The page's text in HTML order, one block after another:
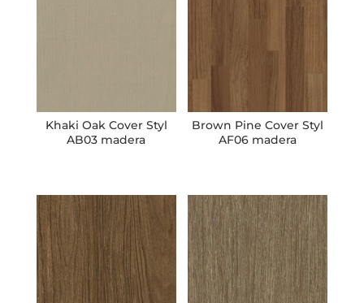
Khaki Oak Cover Styl
AB03 madera
Brown Pine Cover Styl
AF06 madera